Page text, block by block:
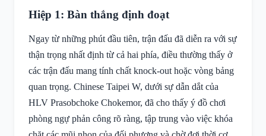
Hiệp 1: Bàn thắng định đoạt
Ngay từ những phút đầu tiên, trận đấu đã diễn ra với sự
thận trọng nhất định từ cả hai phía, điều thường thấy ở
các trận đấu mang tính chất knock-out hoặc vòng bảng
quan trọng. Chinese Taipei W, dưới sự dẫn dắt của
HLV Prasobchoke Chokemor, đã cho thấy ý đồ chơi
phòng ngự phản công rõ ràng, tập trung vào việc khóa